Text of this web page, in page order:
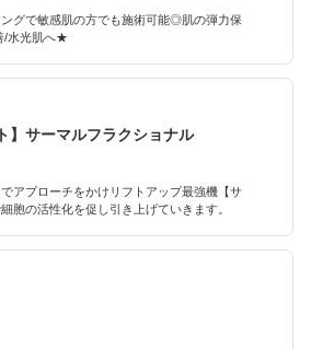
グで敏感肌の方でも施術可能◎肌の弾力保
/水光肌へ★
】サーマルフラクショナル
アプローチをかけリフトアップ最強機【サ
胞の活性化を促し引き上げていきます。